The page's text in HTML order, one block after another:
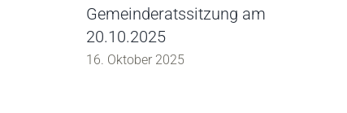
Gemeinderatssitzung am
20.10.2025
16. Oktober 2025